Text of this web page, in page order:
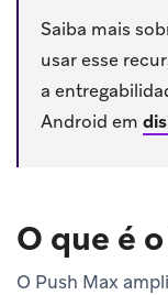
Saiba mais
usar esse
a
Android em
O que é
O Push Max